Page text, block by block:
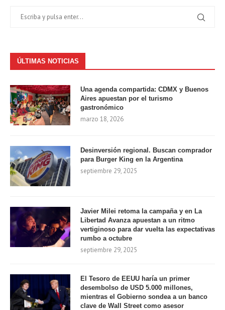
ÚLTIMAS NOTICIAS
Una agenda compartida: CDMX y Buenos
Aires apuestan por el turismo
gastronómico
marzo 18, 2026
Desinversión regional. Buscan comprador
para Burger King en la Argentina
septiembre 29, 2025
Javier Milei retoma la campaña y en La
Libertad Avanza apuestan a un ritmo
vertiginoso para dar vuelta las expectativas
rumbo a octubre
septiembre 29, 2025
El Tesoro de EEUU haría un primer
desembolso de USD 5.000 millones,
mientras el Gobierno sondea a un banco
clave de Wall Street como asesor